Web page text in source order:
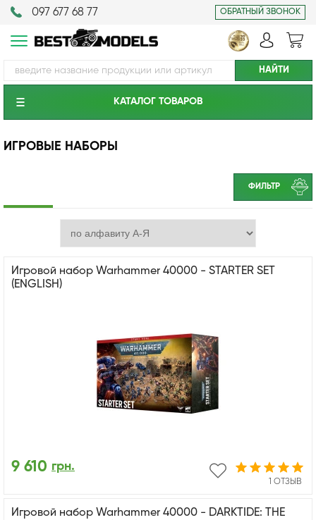
097 677 68 77 ОБРАТНЫЙ ЗВОНОК
КАТАЛОГ ТОВАРОВ
ИГРОВЫЕ НАБОРЫ
ФИЛЬТР
Игровой набор Warhammer 40000 - STARTER SET
(ENGLISH)
1 ОТЗЫВ
9 610 грн.
Игровой набор Warhammer 40000 - DARKTIDE: THE